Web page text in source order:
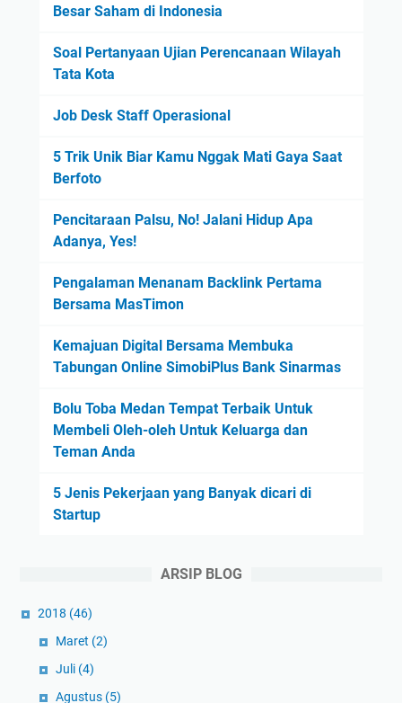
Besar Saham di Indonesia
Soal Pertanyaan Ujian Perencanaan Wilayah
Tata Kota
Job Desk Staff Operasional
5 Trik Unik Biar Kamu Nggak Mati Gaya Saat
Berfoto
Pencitaraan Palsu, No! Jalani Hidup Apa
Adanya, Yes!
Pengalaman Menanam Backlink Pertama
Bersama MasTimon
Kemajuan Digital Bersama Membuka
Tabungan Online SimobiPlus Bank Sinarmas
Bolu Toba Medan Tempat Terbaik Untuk
Membeli Oleh-oleh Untuk Keluarga dan
Teman Anda
5 Jenis Pekerjaan yang Banyak dicari di
Startup
ARSIP BLOG
2018 (46)
Maret (2)
Juli (4)
Agustus (5)